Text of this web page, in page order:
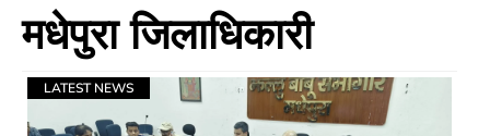
मधेपुरा जिलाधिकारी
LATEST NEWS